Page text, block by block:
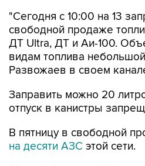
ДТ Ultra, ДТ и Аи-100.
видам топлива
Развожаев в своем
Заправить можно 20
В пятницу в свободной
Как сообщалось, 22 мая